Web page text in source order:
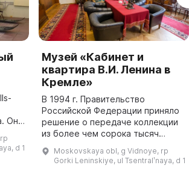
Он
d 1
Музей «Кабинет и
квартира В.И. Ленина в
Кремле»
В 1994 г. Правительство
Российской Федерации приняло
решение о передаче коллекции
из более чем сорока тысяч
И. Ленину, в Государственный
исторический музей-заповедник
Moskovskaya obl, g Vidnoye, rp
Gorki Leninskiye, ul Tsentralʹnaya, d 1